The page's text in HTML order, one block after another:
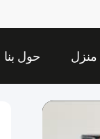
منزل حول بنا